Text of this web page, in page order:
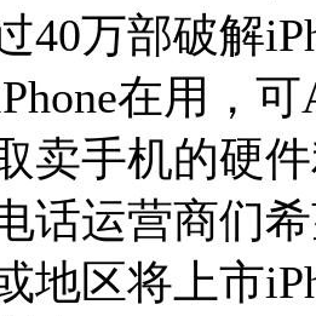
40万部破解
在用，
卖手机的硬
话运营商们
地区将上市